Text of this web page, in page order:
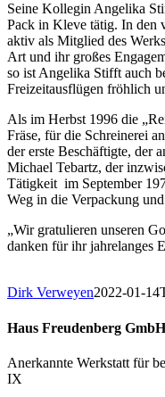
Seine Kollegin Angelika
Pack in Kleve tätig. In den
aktiv als Mitglied des
Art und ihr großes
so ist Angelika Stifft auch
Freizeitausflügen fröhlich
Als im Herbst 1996 die
Fräse, für die Schreinerei
der erste Beschäftigte, der
Michael Tebartz, der
Tätigkeit im September
Weg in die Verpackung
„Wir gratulieren unseren
danken für ihr jahrelanges
Dirk Verweyen2022-01-
Haus Freudenberg GmbH
Anerkannte Werkstatt für
IX